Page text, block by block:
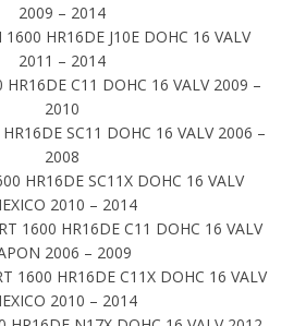
2009 – 2014
1600 HR16DE J10E DOHC 16 VALV
2011 – 2014
C11 DOHC 16 VALV 2009 –
2010
SC11 DOHC 16 VALV 2006 –
2008
HR16DE SC11X DOHC 16 VALV
2010 – 2014
1600 HR16DE C11 DOHC 16 VALV
2006 – 2009
1600 HR16DE C11X DOHC 16 VALV
2010 – 2014